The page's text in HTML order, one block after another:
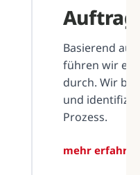
Basierend
führen wir
durch. Wir
und
Prozess.
mehr erfahren